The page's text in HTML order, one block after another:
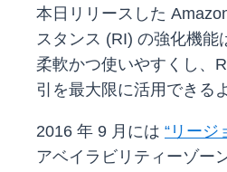
本日リリースした
スタンス (RI) の強化機能
柔軟かつ使いやすくし、
引を最大限に活用できる
2016 年 9 月には “リージ
アベイラビリティーゾー